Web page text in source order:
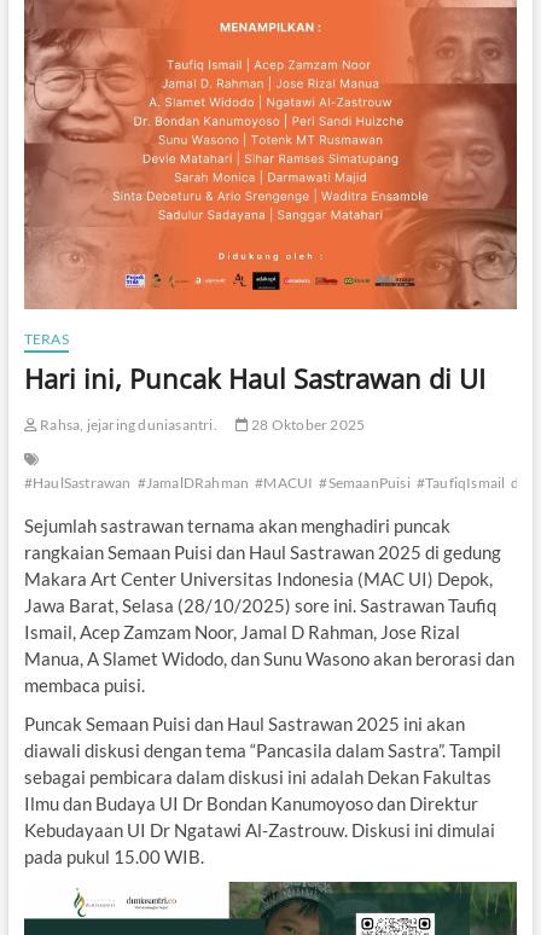
TERAS
Hari ini, Puncak Haul Sastrawan di UI
Rahsa, jejaring duniasantri. 28 Oktober 2025
#HaulSastrawan #JamalDRahman #MACUI #SemaanPuisi #TaufiqIsmail
Sejumlah sastrawan ternama akan menghadiri puncak
rangkaian Semaan Puisi dan Haul Sastrawan 2025 di gedung
Makara Art Center Universitas Indonesia (MAC UI) Depok,
Jawa Barat, Selasa (28/10/2025) sore ini. Sastrawan Taufiq
Ismail, Acep Zamzam Noor, Jamal D Rahman, Jose Rizal
Manua, A Slamet Widodo, dan Sunu Wasono akan berorasi dan
membaca puisi.
Puncak Semaan Puisi dan Haul Sastrawan 2025 ini akan
diawali diskusi dengan tema “Pancasila dalam Sastra”. Tampil
sebagai pembicara dalam diskusi ini adalah Dekan Fakultas
Ilmu dan Budaya UI Dr Bondan Kanumoyoso dan Direktur
Kebudayaan UI Dr Ngatawi Al-Zastrouw. Diskusi ini dimulai
pada pukul 15.00 WIB.